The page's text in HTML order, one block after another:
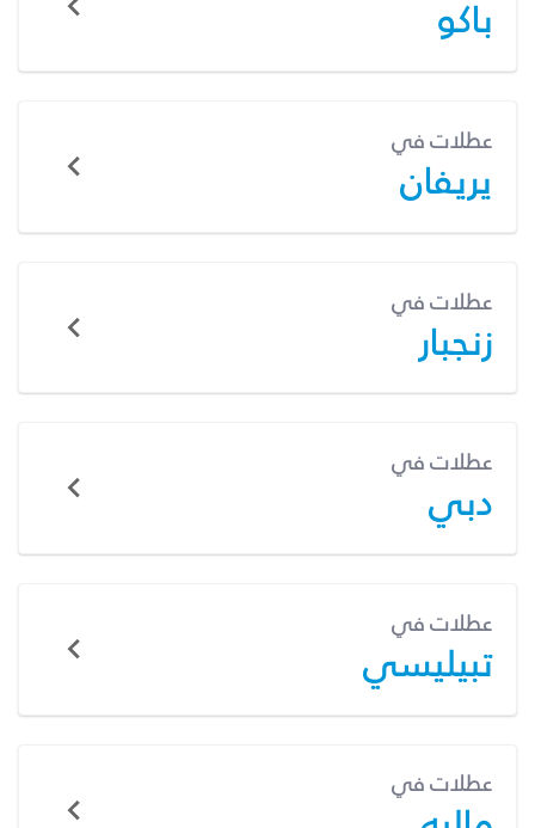
باكو
عطلات في
يريفان
عطلات في
زنجبار
عطلات في
دبي
عطلات في
تبيليسي
عطلات في